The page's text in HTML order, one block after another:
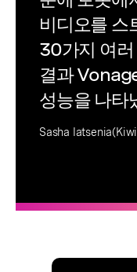
비디오를 스
30가지 여
결과
성능을 나타
Sasha